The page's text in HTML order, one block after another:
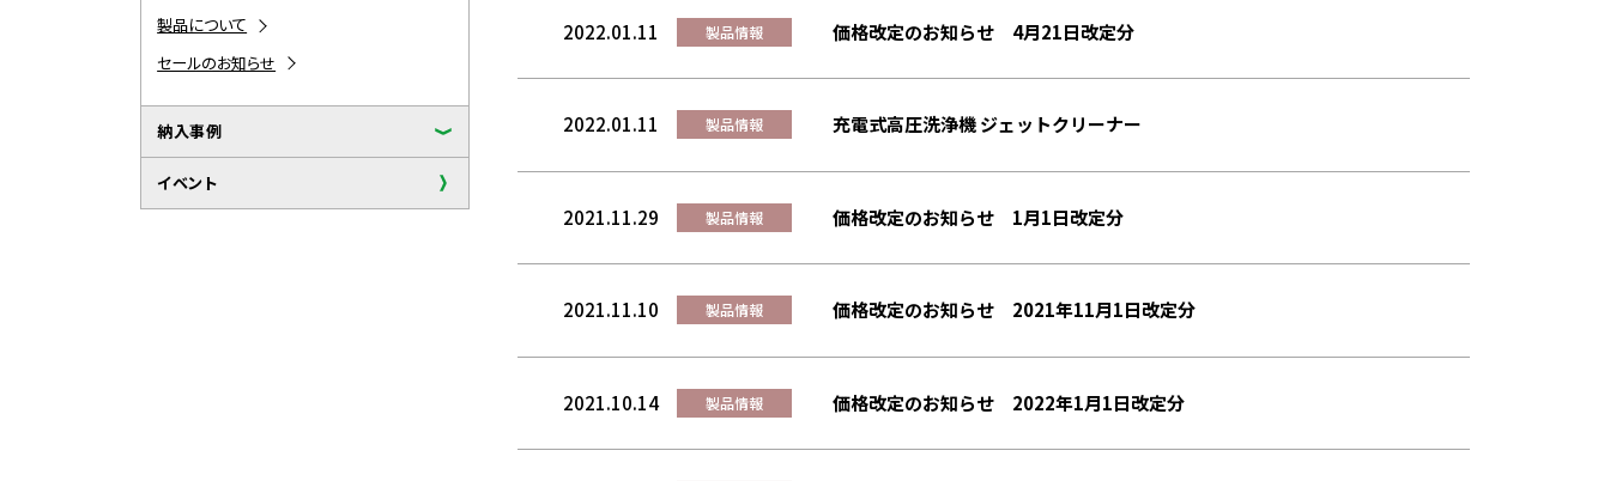
製品について
セールのお知らせ
納入事例
イベント
2022.01.11 製品情報 価格改定のお知らせ 4月21日改定分
2022.01.11 製品情報 充電式高圧洗浄機 ジェットクリーナー
2021.11.29 製品情報 価格改定のお知らせ 1月1日改定分
2021.11.10 製品情報 価格改定のお知らせ 2021年11月1日改定分
2021.10.14 製品情報 価格改定のお知らせ 2022年1月1日改定分